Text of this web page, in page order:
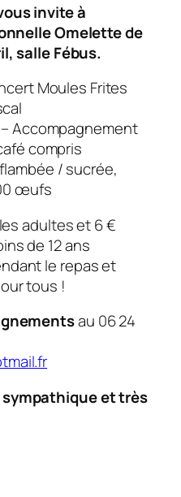
invite à
Omelette de
salle Fébus.
Moules Frites
– Accompagnement
compris
/ sucrée,
œufs
adultes et 6 €
de 12 ans
le repas et
tous !
au 06 24
et très